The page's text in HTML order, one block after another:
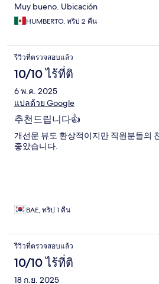
Muy bueno. Ubicación
HUMBERTO, ทริป 2 คืน
รีวิวที่ตรวจสอบแล้ว
10/10 ไร้ที่ติ
6 พ.ค. 2025
แปลด้วย Google
추천드립니다👍
개선문 뷰도 환상적이지만 직원분들의
좋았습니다.
BAE, ทริป 1 คืน
รีวิวที่ตรวจสอบแล้ว
10/10 ไร้ที่ติ
18 ก.ย. 2025